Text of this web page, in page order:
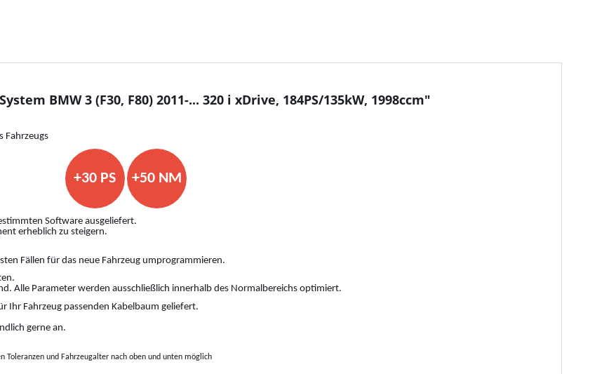
BMW 3 (F30, F80) 2011-... 320 i xDrive, 184PS/135kW, 1998ccm"
Fahrzeugs
+30 PS +50 NM
Software ausgeliefert.
erheblich zu steigern.
Fällen für das neue Fahrzeug umprogrammieren.
Alle Parameter werden ausschließlich innerhalb des Normalbereichs optimiert.
Fahrzeug passenden Kabelbaum geliefert.
gerne an.
Toleranzen und Fahrzeugalter nach oben und unten möglich